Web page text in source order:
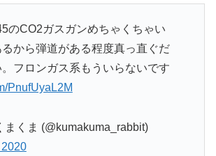
のCO2ガスガンめちゃくちゃい
から弾道がある程度真っ直ぐだ
。フロンガス系もういらないです
PnufUyaL2M
くま (@kumakuma_rabbit)